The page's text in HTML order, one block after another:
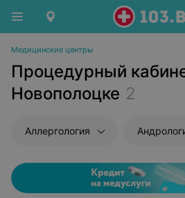
Медицинские центры
Процедурный
Новополоцке 2
Аллергология